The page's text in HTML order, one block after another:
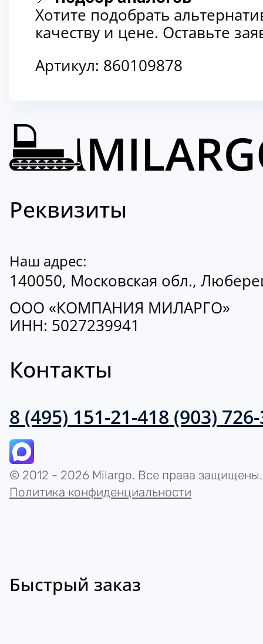
Хотите подобрать
качеству и цене. Оставьте
Артикул: 860109878
Реквизиты
Наш адрес:
140050, Московская обл.,
ООО «КОМПАНИЯ МИЛАРГО»
ИНН: 5027239941
Контакты
8 (495) 151-21-418 (903)
© 2012 - 2026 Milargo. Все права защищены.
Политика конфиденциальности
Быстрый заказ